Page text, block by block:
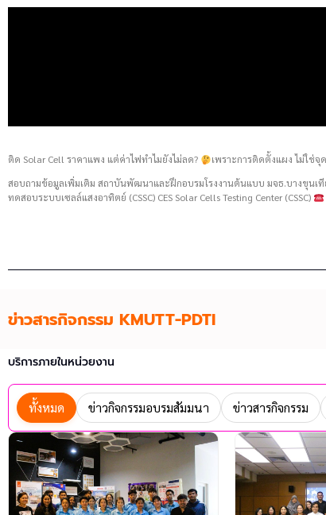
ติด Solar Cell ราคาแพง แต่ค่าไฟทำไมยังไม่ลด?
เพราะการติดตั้งแผง ไม่ใช่
สอบถามข้อมูลเพิ่มเติม สถาบันพัฒนาและฝึกอบรมโรงงานต้นแบบ มจธ.บางขุน
ทดสอบระบบเซลล์แสงอาทิตย์ (CSSC) CES Solar Cells Testing Center (CSSC)
ข่าวสารกิจกรรม KMUTT-PDTI
บริการภายในหน่วยงาน
ทั้งหมด ข่าวกิจกรรมอบรมสัมมนา ข่าวสารกิจกรรม